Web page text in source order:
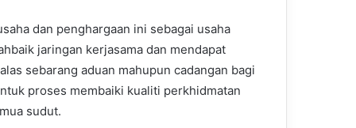
dan penghargaan ini sebagai usaha
jaringan kerjasama dan mendapat
sebarang aduan mahupun cadangan bagi
proses membaiki kualiti perkhidmatan
sudut.